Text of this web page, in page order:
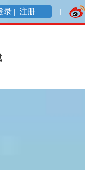
录 | 注册